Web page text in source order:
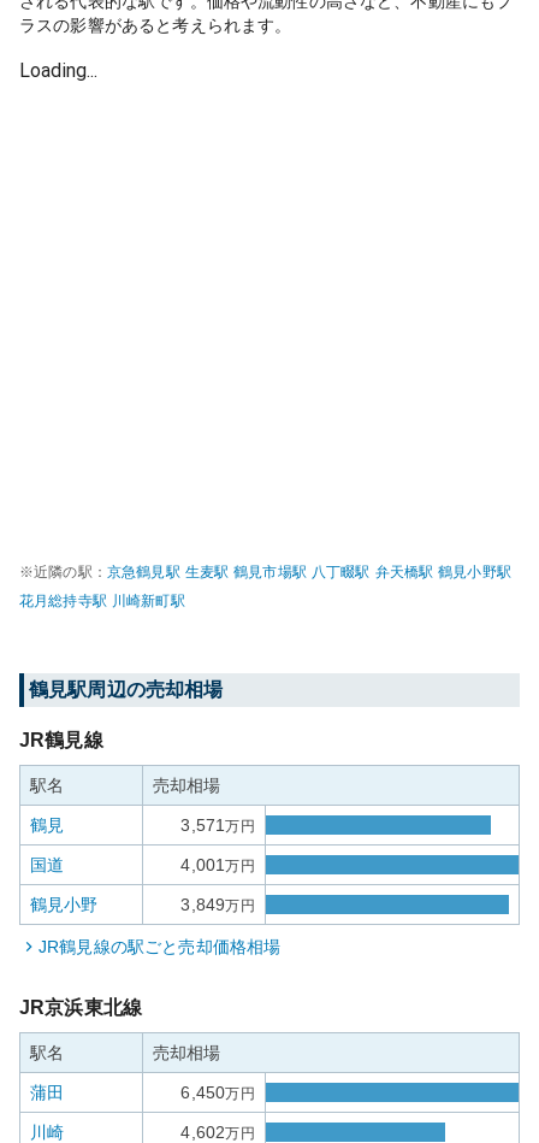
ラスの影響があると考えられます。
Loading...
※近隣の駅： 京急鶴見駅 生麦駅 鶴見市場駅 八丁畷駅 弁天橋駅 鶴見小野駅
花月総持寺駅 川崎新町駅
鶴見駅周辺の売却相場
JR鶴見線
駅名 売却相場
鶴見 3,571万円
国道 4,001万円
鶴見小野 3,849万円
JR鶴見線の駅ごと売却価格相場
JR京浜東北線
駅名 売却相場
蒲田 6,450万円
川崎 4,602万円